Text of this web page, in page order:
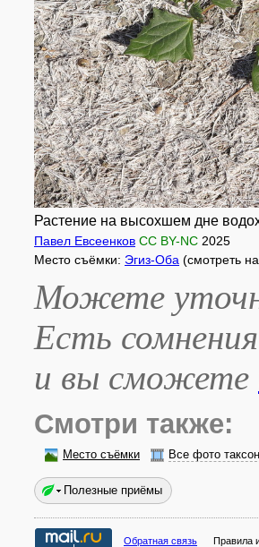
Растение на высохшем дне
Павел Евсеенков CC BY-NC 2025
Место съёмки: Эгиз-Оба (смотреть
Можете
Есть
и вы сможете
Смотри также:
Место съёмки Все фото
Полезные приёмы
Обратная связь Правила